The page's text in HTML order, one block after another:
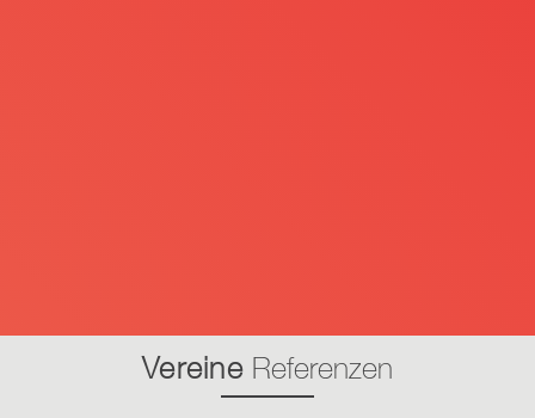
Vereine Referenzen